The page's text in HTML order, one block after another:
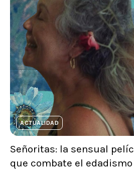
ACTUALIDAD
Señoritas: la sensual
que combate el edadismo